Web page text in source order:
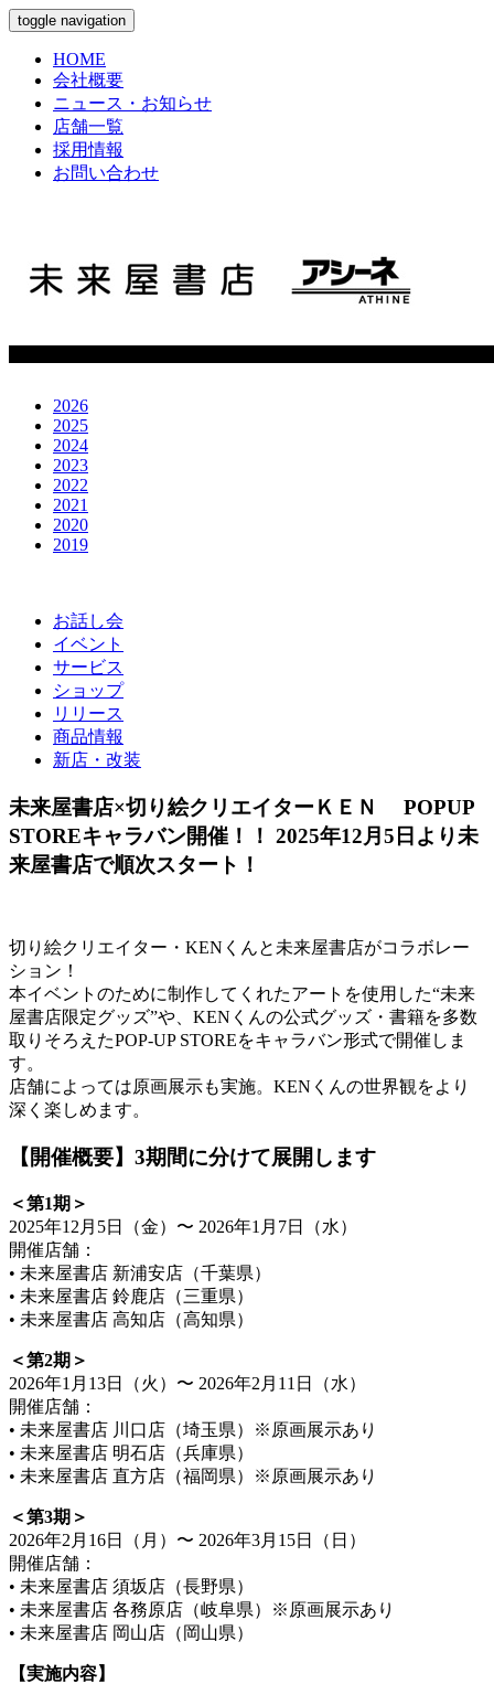
toggle navigation
HOME
会社概要
ニュース・お知らせ
店舗一覧
採用情報
お問い合わせ
2026
2025
2024
2023
2022
2021
2020
2019
お話し会
イベント
サービス
ショップ
リリース
商品情報
新店・改装
未来屋書店×切り絵クリエイターＫＥＮ POPUP
STOREキャラバン開催！！ 2025年12月5日より未
来屋書店で順次スタート！
切り絵クリエイター・KENくんと未来屋書店がコラボレー
ション！
本イベントのために制作してくれたアートを使用した“未来
屋書店限定グッズ”や、KENくんの公式グッズ・書籍を多数
取りそろえたPOP-UP STOREをキャラバン形式で開催しま
す。
店舗によっては原画展示も実施。KENくんの世界観をより
深く楽しめます。
【開催概要】3期間に分けて展開します
＜第1期＞
2025年12月5日（金）〜 2026年1月7日（水）
開催店舗：
• 未来屋書店 新浦安店（千葉県）
• 未来屋書店 鈴鹿店（三重県）
• 未来屋書店 高知店（高知県）
＜第2期＞
2026年1月13日（火）〜 2026年2月11日（水）
開催店舗：
• 未来屋書店 川口店（埼玉県）※原画展示あり
• 未来屋書店 明石店（兵庫県）
• 未来屋書店 直方店（福岡県）※原画展示あり
＜第3期＞
2026年2月16日（月）〜 2026年3月15日（日）
開催店舗：
• 未来屋書店 須坂店（長野県）
• 未来屋書店 各務原店（岐阜県）※原画展示あり
• 未来屋書店 岡山店（岡山県）
【実施内容】